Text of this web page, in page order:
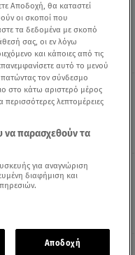
2025
Ηρώ Πεκτέση.
Αποδοχή, θα καταστεί
οι σκοποί που
τα δεδομένα με σκοπό
σας, οι εν λόγω
και κάποιες από τις
αυτό το μενού
πατώντας τον σύνδεσμο
στο κάτω αριστερό μέρος
περισσότερες λεπτομέρειες
να παρασχεθούν τα
για αναγνώριση
διαφήμιση και
Αποδοχή